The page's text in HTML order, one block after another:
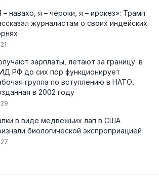
– навахо, я – чероки, я – ирокез»: Трамп
журналистам о своих индейских
21
зарплаты, летают за границу: в
РФ до сих пор функционирует
группа по вступлению в НАТО,
в 2002 году
29
в виде медвежьих лап в США
биологической экспроприацией
27